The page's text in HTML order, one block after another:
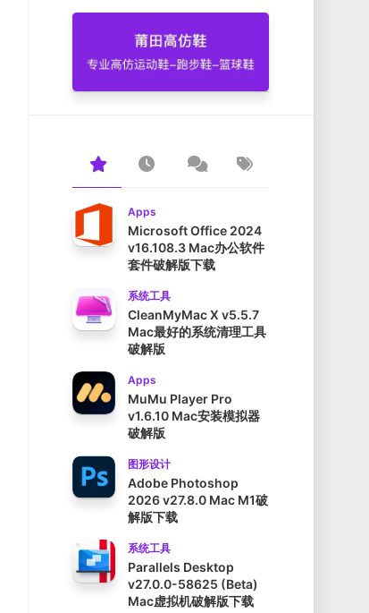
Apps
Microsoft Office 2024
v16.108.3 Mac办公软件
套件破解版下载
系统工具
CleanMyMac X v5.5.7
Mac最好的系统清理工具
破解版
Apps
MuMu Player Pro
v1.6.10 Mac安装模拟器
破解版
图形设计
Adobe Photoshop
2026 v27.8.0 Mac M1破
解版下载
系统工具
Parallels Desktop
v27.0.0-58625 (Beta)
Mac虚拟机破解版下载